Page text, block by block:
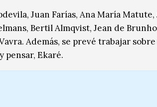
Juan Farías, Ana María Matute,
Bertil Almqvist, Jean de
Además, se prevé trabajar
pensar, Ekaré.